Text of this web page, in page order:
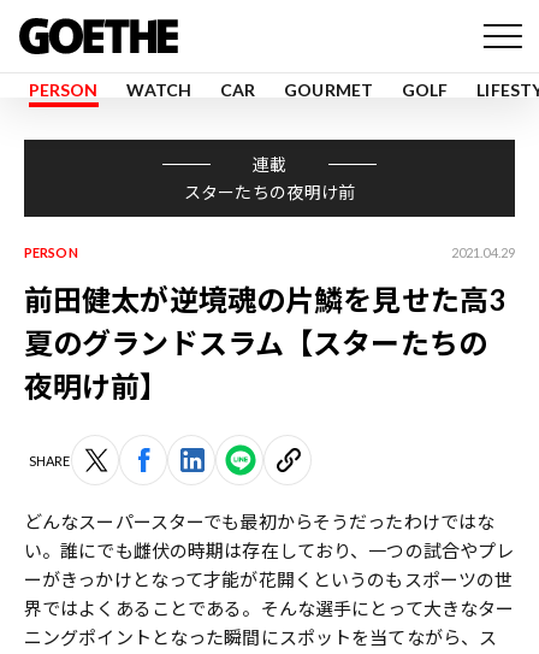
PERSON WATCH CAR GOURMET GOLF
連載
スターたちの夜明け前
PERSON 2021.04.29
前田健太が逆境魂の片鱗を見せた高3
夏のグランドスラム【スターたちの
夜明け前】
SHARE
どんなスーパースターでも最初からそうだったわけではな
い。誰にでも雌伏の時期は存在しており、一つの試合やプレ
ーがきっかけとなって才能が花開くというのもスポーツの世
界ではよくあることである。そんな選手にとって大きなター
ニングポイントとなった瞬間にスポットを当てながら、ス